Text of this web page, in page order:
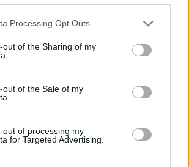
Processing Opt Outs
out of the Sharing of my
out of the Sale of my
out of processing my
for Targeted Advertising.
sull'aiuto di tutti i soci